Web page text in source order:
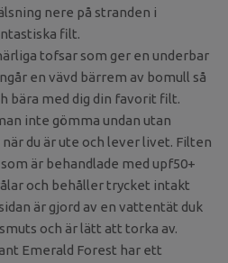
nere på stranden i
filt.
tofsar som ger en underbar
en vävd bärrem av bomull så
bära med dig din favorit filt.
inte gömma undan utan
du är ute och lever livet. Filten
är behandlade med upf50+
och behåller trycket intakt
är gjord av en vattentät duk
och är lätt att torka av.
Emerald Forest har ett